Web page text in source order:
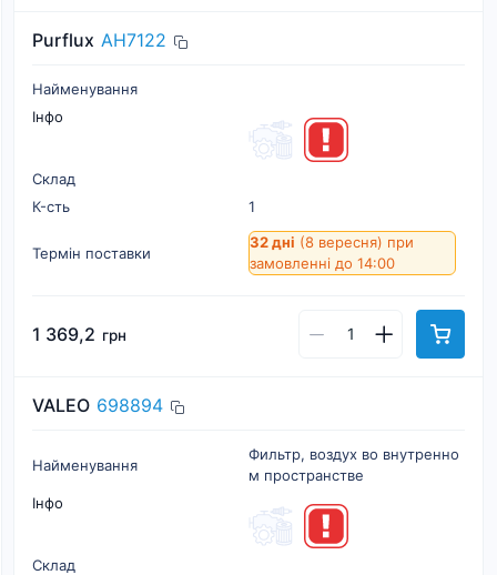
Purflux AH7122
Найменування
Інфо
Склад
К-cть
1
Термін поставки
32 дні (8 вересня) при
замовленні до 14:00
1 369,2 грн
VALEO 698894
Найменування
Фильтр, воздух во внутренно
м пространстве
Інфо
Склад